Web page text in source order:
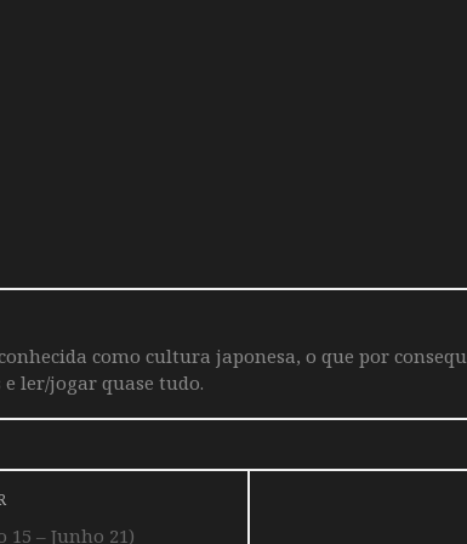
como cultura japonesa, o que por
ler/jogar quase tudo.
– Junho 21)